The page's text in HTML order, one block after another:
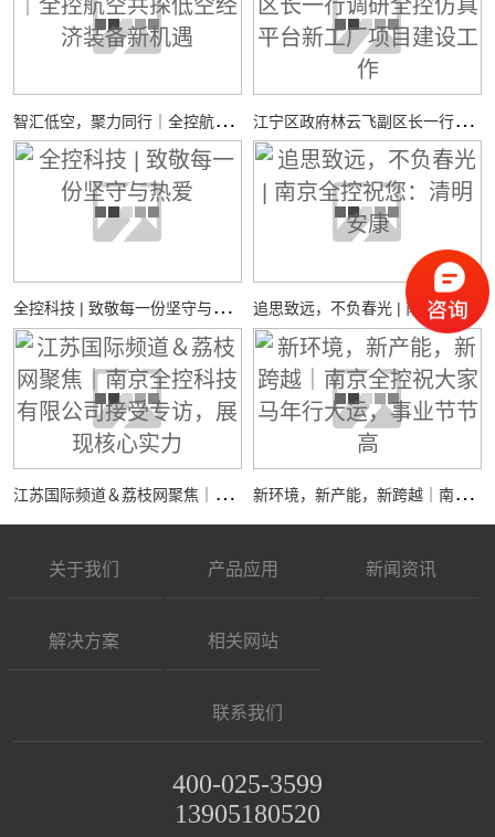
智
汇低空，聚力同行｜全控航空共探低空经济装备新机遇 江
宁区政府林云飞副区长一行调研全控仿真平台新工厂项目建设工作
全
控科技 | 致敬每一份坚守与热爱 追
思致远，不负春光 | 南京全控祝您：清明安康
江
苏国际频道＆荔枝网聚焦｜南京全控科技有限公司接受专访，展现核心实力 新
环境，新产能，新跨越｜南京全控祝大家马年行大运，事业节节高
关于我们 产品应用 新闻资讯
解决方案 相关网站
联系我们
400-025-3599
13905180520